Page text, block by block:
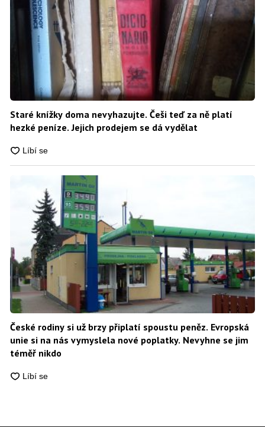
Staré knížky doma nevyhazujte. Češi teď za ně platí
hezké peníze. Jejich prodejem se dá vydělat
České rodiny si už brzy připlatí spoustu peněz. Evropská
unie si na nás vymyslela nové poplatky. Nevyhne se jim
téměř nikdo